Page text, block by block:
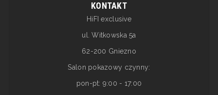
KONTAKT
HiFI exclusive
ul. Witkowska 5a
62-200 Gniezno
Salon pokazowy czynny:
pon-pt: 9:00 - 17:00